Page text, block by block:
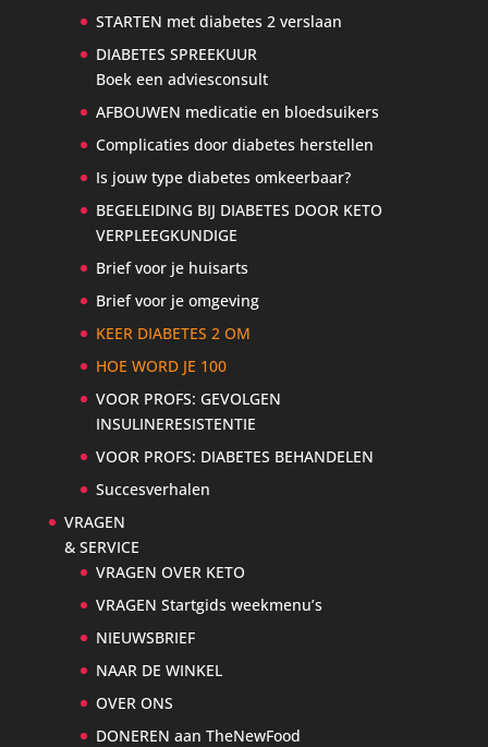
STARTEN met diabetes 2 verslaan
DIABETES SPREEKUUR
Boek een adviesconsult
AFBOUWEN medicatie en bloedsuikers
Complicaties door diabetes herstellen
Is jouw type diabetes omkeerbaar?
BEGELEIDING BIJ DIABETES DOOR KETO
VERPLEEGKUNDIGE
Brief voor je huisarts
Brief voor je omgeving
KEER DIABETES 2 OM
HOE WORD JE 100
VOOR PROFS: GEVOLGEN
INSULINERESISTENTIE
VOOR PROFS: DIABETES BEHANDELEN
Succesverhalen
VRAGEN
& SERVICE
VRAGEN OVER KETO
VRAGEN Startgids weekmenu’s
NIEUWSBRIEF
NAAR DE WINKEL
OVER ONS
DONEREN aan TheNewFood